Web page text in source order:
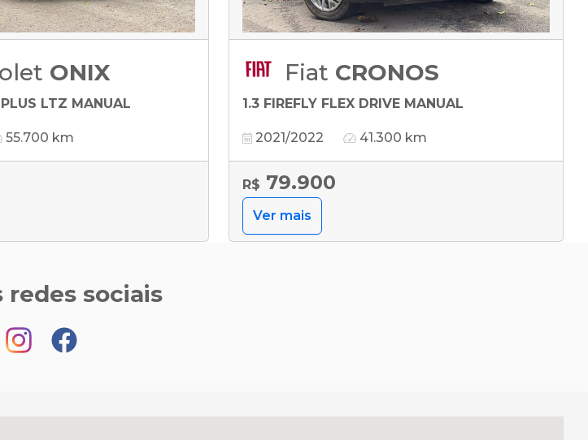
ONIX
LTZ MANUAL
55.700 km
Fiat CRONOS
1.3 FIREFLY FLEX DRIVE MANUAL
2021/2022 41.300 km
R$ 79.900
Ver mais
redes sociais